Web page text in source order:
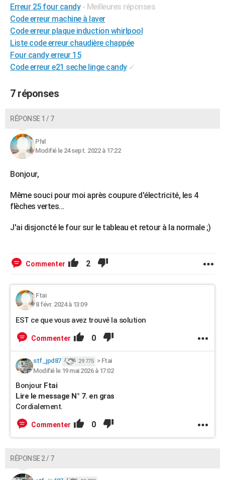
Erreur 25 four candy - Meilleures réponses
Code erreur machine à laver
Code erreur plaque induction whirlpool
Liste code erreur chaudière chappée
Four candy erreur 15
Code erreur e21 seche linge candy ✓
7 réponses
RÉPONSE 1 / 7
Phil
Modifié le 24 sept. 2022 à 17:22
Bonjour,
Même souci pour moi après coupure d'électricité, les 4
flèches vertes...
J'ai disjoncté le four sur le tableau et retour à la normale ;)
Commenter 2
Ftai
8 févr. 2024 à 13:09
EST ce que vous avez trouvé la solution
Commenter 0
stf_jpd87 29 775 > Ftai
Modifié le 19 mai 2026 à 17:02
Bonjour Ftai
Lire le message N° 7. en gras
Cordialement.
Commenter 0
RÉPONSE 2 / 7